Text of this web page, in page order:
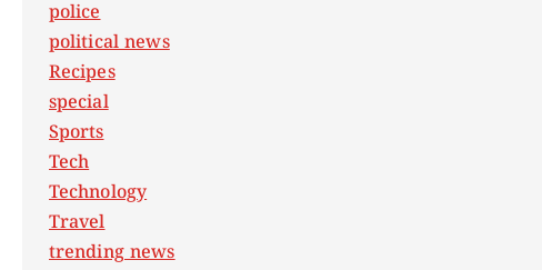
police
political news
Recipes
special
Sports
Tech
Technology
Travel
trending news